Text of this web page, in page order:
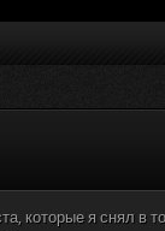
которые я снял в